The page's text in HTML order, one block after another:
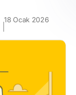
18 Ocak 2026